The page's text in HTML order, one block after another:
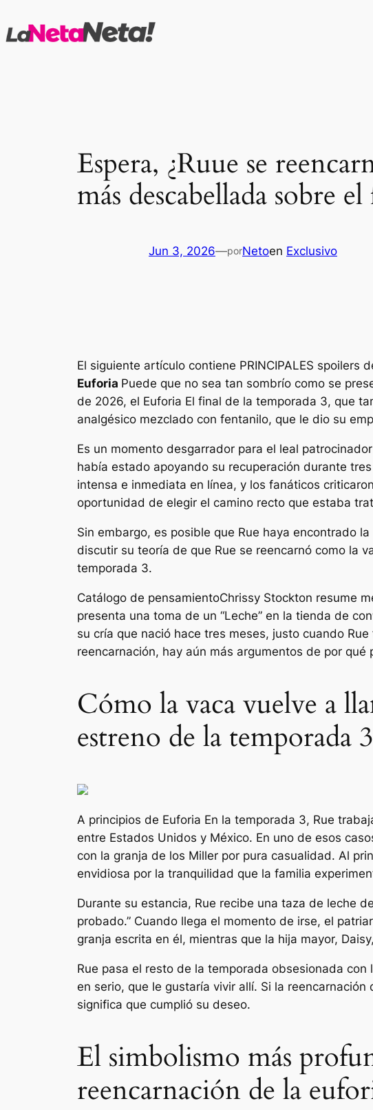
al
Espera, ¿Ruue se
más descabellada sobre
Jun 3, 2026—porNetoen Exclusivo
El siguiente artículo contiene PRINCIPALES spoilers
Euforia Puede que no sea tan sombrío como se
de 2026, el Euforia El final de la temporada 3, que
analgésico mezclado con fentanilo, que le dio su
Es un momento desgarrador para el leal
había estado apoyando su recuperación durante
intensa e inmediata en línea, y los fanáticos
oportunidad de elegir el camino recto que estaba
Sin embargo, es posible que Rue haya encontrado
discutir su teoría de que Rue se reencarnó como la
temporada 3.
Catálogo de pensamientoChrissy Stockton resume
presenta una toma de un “Leche” en la tienda de
su cría que nació hace tres meses, justo cuando
reencarnación, hay aún más argumentos de por qué
Cómo la vaca vuelve a
estreno de la temporada 3
A principios de Euforia En la temporada 3, Rue
entre Estados Unidos y México. En uno de esos
con la granja de los Miller por pura casualidad. Al
envidiosa por la tranquilidad que la familia
Durante su estancia, Rue recibe una taza de leche
probado.” Cuando llega el momento de irse, el
granja escrita en él, mientras que la hija mayor,
Rue pasa el resto de la temporada obsesionada
en serio, que le gustaría vivir allí. Si la
significa que cumplió su deseo.
El simbolismo más
reencarnación de la